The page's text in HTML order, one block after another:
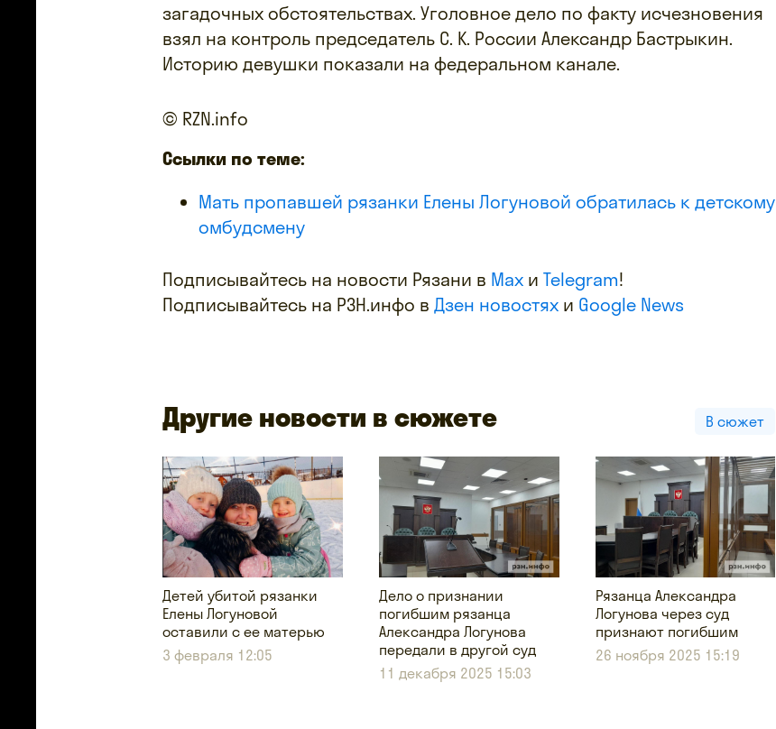
загадочных обстоятельствах. Уголовное дело по факту исчезновения
взял на контроль председатель С. К. России Александр Бастрыкин.
Историю девушки показали на федеральном канале.
© RZN.info
Ссылки по теме:
Мать пропавшей рязанки Елены Логуновой обратилась к детскому
омбудсмену
Подписывайтесь на новости Рязани в Max и Telegram!
Подписывайтесь на РЗН.инфо в Дзен новостях и Google News
Другие новости в сюжете В сюжет
Детей убитой рязанки
Елены Логуновой
оставили с ее матерью
3 февраля 12:05
Дело о признании
погибшим рязанца
Александра Логунова
передали в другой суд
11 декабря 2025 15:03
Рязанца Александра
Логунова через суд
признают погибшим
26 ноября 2025 15:19